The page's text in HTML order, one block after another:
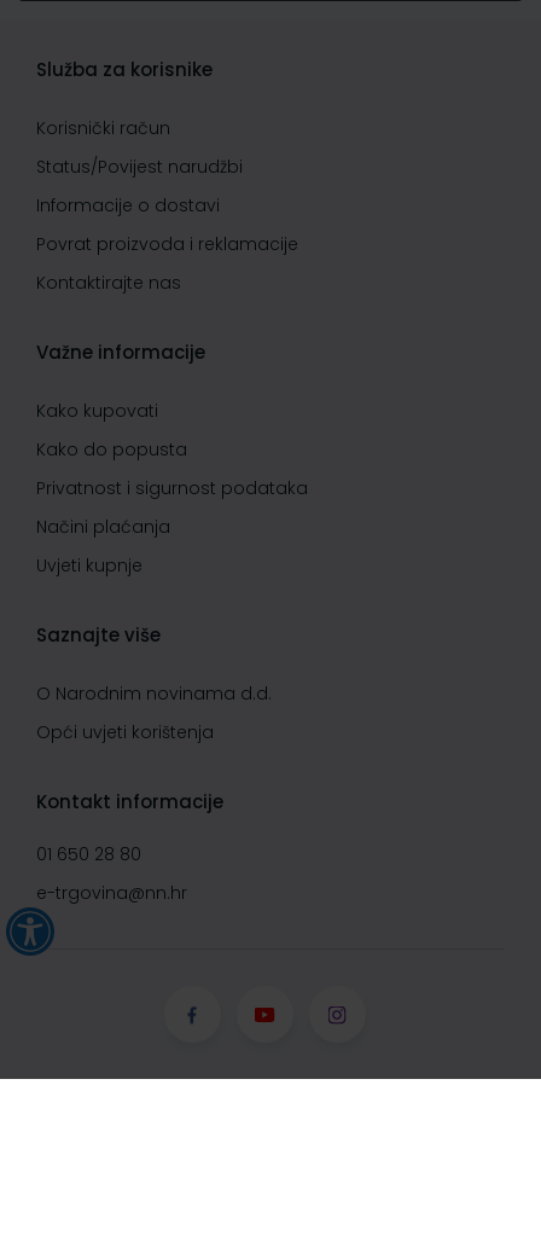
Služba za korisnike
Korisnički račun
Status/Povijest narudžbi
Informacije o dostavi
Povrat proizvoda i reklamacije
Kontaktirajte nas
Važne informacije
Kako kupovati
Kako do popusta
Privatnost i sigurnost podataka
Načini plaćanja
Uvjeti kupnje
Saznajte više
O Narodnim novinama d.d.
Opći uvjeti korištenja
Kontakt informacije
01 650 28 80
e-trgovina@nn.hr